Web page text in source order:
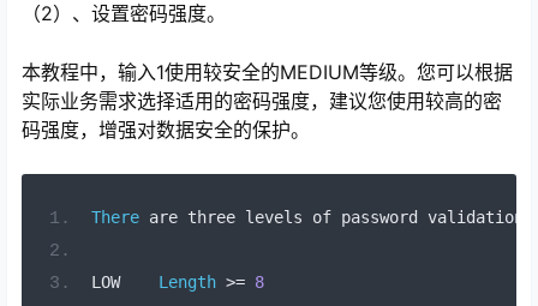
（2）、设置密码强度。
本教程中，输入1使用较安全的MEDIUM等级。您可以根据
实际业务需求选择适用的密码强度，建议您使用较高的密
码强度，增强对数据安全的保护。
There are three levels of password validation
LOW Length >= 8